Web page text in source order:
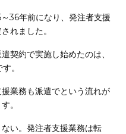
36年前になり、発注者支援
れました。
契約で実施し始めたのは、
。
業務も派遣でという流れが
。
い。発注者支援業務は転